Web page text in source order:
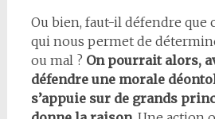
Ou bien, faut-il défendre que
qui nous permet de
ou mal ? On pourrait alors,
défendre une morale
s’appuie sur de grands